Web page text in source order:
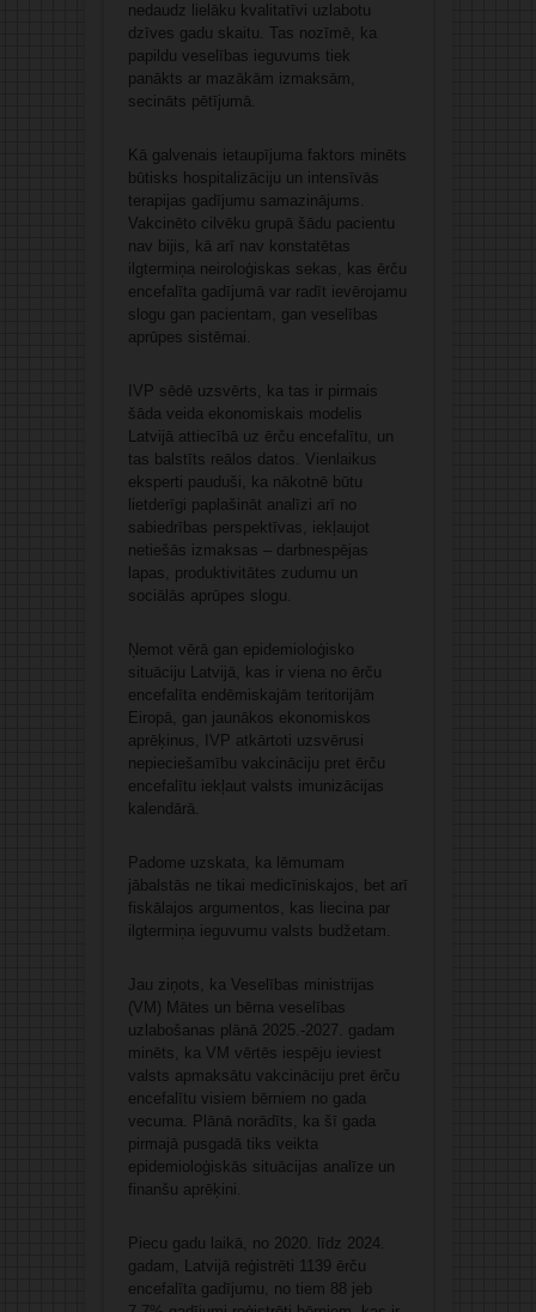
nedaudz lielāku kvalitatīvi uzlabotu
dzīves gadu skaitu. Tas nozīmē, ka
papildu veselības ieguvums tiek
panākts ar mazākām izmaksām,
secināts pētījumā.
Kā galvenais ietaupījuma faktors minēts
būtisks hospitalizāciju un intensīvās
terapijas gadījumu samazinājums.
Vakcinēto cilvēku grupā šādu pacientu
nav bijis, kā arī nav konstatētas
ilgtermiņa neiroloģiskas sekas, kas ērču
encefalīta gadījumā var radīt ievērojamu
slogu gan pacientam, gan veselības
aprūpes sistēmai.
IVP sēdē uzsvērts, ka tas ir pirmais
šāda veida ekonomiskais modelis
Latvijā attiecībā uz ērču encefalītu, un
tas balstīts reālos datos. Vienlaikus
eksperti pauduši, ka nākotnē būtu
lietderīgi paplašināt analīzi arī no
sabiedrības perspektīvas, iekļaujot
netiešās izmaksas – darbnespējas
lapas, produktivitātes zudumu un
sociālās aprūpes slogu.
Ņemot vērā gan epidemioloģisko
situāciju Latvijā, kas ir viena no ērču
encefalīta endēmiskajām teritorijām
Eiropā, gan jaunākos ekonomiskos
aprēķinus, IVP atkārtoti uzsvērusi
nepieciešamību vakcināciju pret ērču
encefalītu iekļaut valsts imunizācijas
kalendārā.
Padome uzskata, ka lēmumam
jābalstās ne tikai medicīniskajos, bet arī
fiskālajos argumentos, kas liecina par
ilgtermiņa ieguvumu valsts budžetam.
Jau ziņots, ka Veselības ministrijas
(VM) Mātes un bērna veselības
uzlabošanas plānā 2025.-2027. gadam
minēts, ka VM vērtēs iespēju ieviest
valsts apmaksātu vakcināciju pret ērču
encefalītu visiem bērniem no gada
vecuma. Plānā norādīts, ka šī gada
pirmajā pusgadā tiks veikta
epidemioloģiskās situācijas analīze un
finanšu aprēķini.
Piecu gadu laikā, no 2020. līdz 2024.
gadam, Latvijā reģistrēti 1139 ērču
encefalīta gadījumu, no tiem 88 jeb